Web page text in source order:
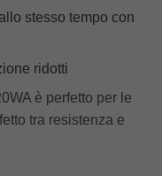
stesso tempo con
ridotti
è perfetto per le
tra resistenza e